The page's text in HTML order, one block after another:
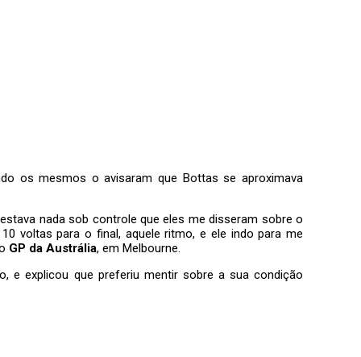
os mesmos o avisaram que Bottas se aproximava
nada sob controle que eles me disseram sobre o
voltas para o final, aquele ritmo, e ele indo para me
GP da Austrália, em Melbourne.
e explicou que preferiu mentir sobre a sua condição